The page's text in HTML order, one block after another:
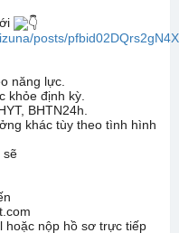
posts/
năng lực.
khỏe định kỳ.
BHTN24h.
khác tùy theo tình hình
sẽ
hoặc nộp hồ sơ trực tiếp